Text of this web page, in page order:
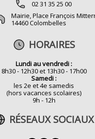
02 31 35 25 00
Mairie, Place François
14460 Colombelles
HORAIRES
Lundi au vendredi :
8h30 - 12h30 et 13h30 - 17h00
Samedi :
les 2e et 4e samedis
(hors vacances scolaires)
9h - 12h
RÉSEAUX SOCIAUX